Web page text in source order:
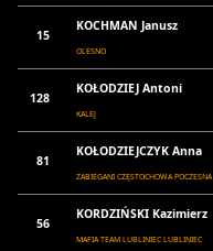
15
KOCHMAN Janusz
OLESNO
128
KOŁODZIEJ Antoni
KALEJ
81
KOŁODZIEJCZYK Anna
ZABIEGANI CZĘSTOCHOWA POCZESNA
56
KORDZIŃSKI Kazimierz
MAFIA TEAM LUBLINIEC LUBLINIEC